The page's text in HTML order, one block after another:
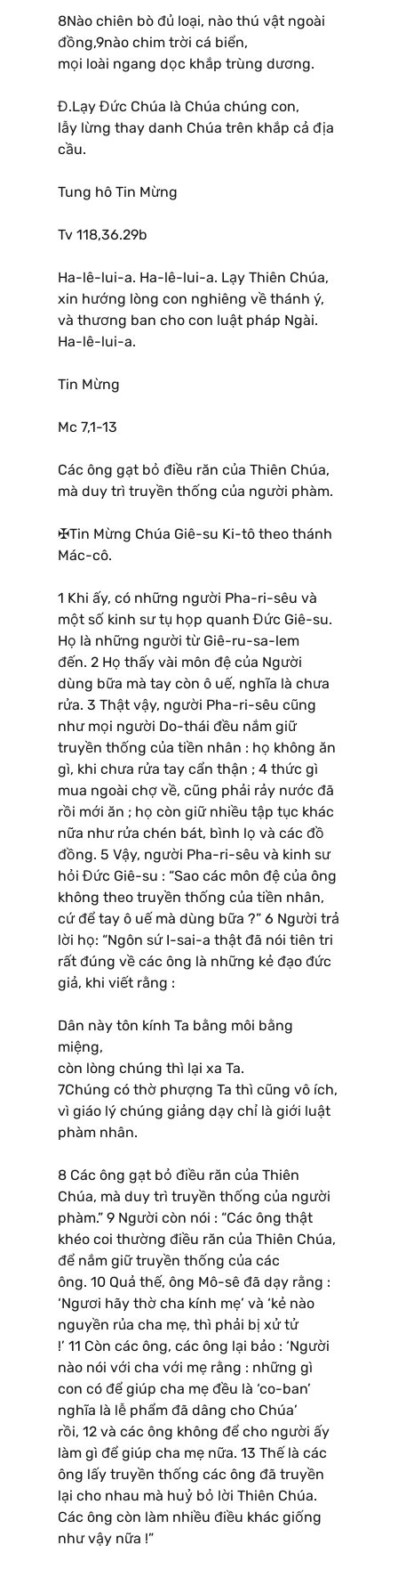
8Nào chiên bò đủ loại, nào thú vật ngoài
đồng,9nào chim trời cá biển,
mọi loài ngang dọc khắp trùng dương.
Đ.Lạy Đức Chúa là Chúa chúng con,
lẫy lừng thay danh Chúa trên khắp cả địa
cầu.
Tung hô Tin Mừng
Tv 118,36.29b
Ha-lê-lui-a. Ha-lê-lui-a. Lạy Thiên Chúa,
xin hướng lòng con nghiêng về thánh ý,
và thương ban cho con luật pháp Ngài.
Ha-lê-lui-a.
Tin Mừng
Mc 7,1-13
Các ông gạt bỏ điều răn của Thiên Chúa,
mà duy trì truyền thống của người phàm.
✠Tin Mừng Chúa Giê-su Ki-tô theo thánh
Mác-cô.
1 Khi ấy, có những người Pha-ri-sêu và
một số kinh sư tụ họp quanh Đức Giê-su.
Họ là những người từ Giê-ru-sa-lem
đến. 2 Họ thấy vài môn đệ của Người
dùng bữa mà tay còn ô uế, nghĩa là chưa
rửa. 3 Thật vậy, người Pha-ri-sêu cũng
như mọi người Do-thái đều nắm giữ
truyền thống của tiền nhân : họ không ăn
gì, khi chưa rửa tay cẩn thận ; 4 thức gì
mua ngoài chợ về, cũng phải rảy nước đã
rồi mới ăn ; họ còn giữ nhiều tập tục khác
nữa như rửa chén bát, bình lọ và các đồ
đồng. 5 Vậy, người Pha-ri-sêu và kinh sư
hỏi Đức Giê-su : “Sao các môn đệ của ông
không theo truyền thống của tiền nhân,
cứ để tay ô uế mà dùng bữa ?” 6 Người trả
lời họ: “Ngôn sứ I-sai-a thật đã nói tiên tri
rất đúng về các ông là những kẻ đạo đức
giả, khi viết rằng :
Dân này tôn kính Ta bằng môi bằng
miệng,
còn lòng chúng thì lại xa Ta.
7Chúng có thờ phượng Ta thì cũng vô ích,
vì giáo lý chúng giảng dạy chỉ là giới luật
phàm nhân.
8 Các ông gạt bỏ điều răn của Thiên
Chúa, mà duy trì truyền thống của người
phàm.” 9 Người còn nói : “Các ông thật
khéo coi thường điều răn của Thiên Chúa,
để nắm giữ truyền thống của các
ông. 10 Quả thế, ông Mô-sê đã dạy rằng :
‘Ngươi hãy thờ cha kính mẹ’ và ‘kẻ nào
nguyền rủa cha mẹ, thì phải bị xử tử
!’ 11 Còn các ông, các ông lại bảo : ‘Người
nào nói với cha với mẹ rằng : những gì
con có để giúp cha mẹ đều là ‘co-ban’
nghĩa là lễ phẩm đã dâng cho Chúa’
rồi, 12 và các ông không để cho người ấy
làm gì để giúp cha mẹ nữa. 13 Thế là các
ông lấy truyền thống các ông đã truyền
lại cho nhau mà huỷ bỏ lời Thiên Chúa.
Các ông còn làm nhiều điều khác giống
như vậy nữa !”